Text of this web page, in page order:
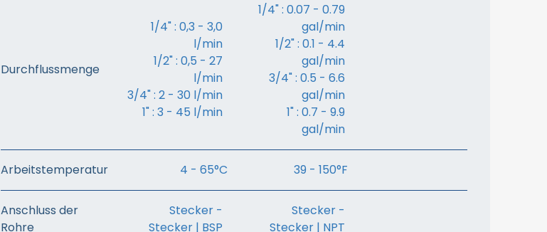
Durchflussmenge
1/4" : 0,3 - 3,0
l/min
1/2" : 0,5 - 27
l/min
3/4" : 2 - 30 l/min
1" : 3 - 45 l/min
1/4" : 0.07 - 0.79
gal/min
1/2" : 0.1 - 4.4
gal/min
3/4" : 0.5 - 6.6
gal/min
1" : 0.7 - 9.9
gal/min
Arbeitstemperatur 4 - 65°C 39 - 150°F
Anschluss der
Rohre
Stecker -
Stecker | BSP
Stecker -
Stecker | NPT